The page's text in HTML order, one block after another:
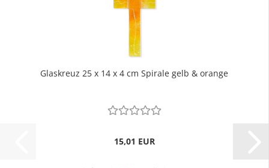
Glaskreuz 25 x 14 x 4 cm Spirale gelb & orange
15,01 EUR